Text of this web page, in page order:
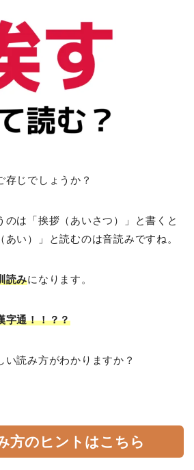
存じでしょうか？
のは「挨拶（あいさつ）」と書くと
あい）」と読むのは音読みですね。
読みになります。
字通！！？？
い読み方がわかりますか？
方のヒントはこちら